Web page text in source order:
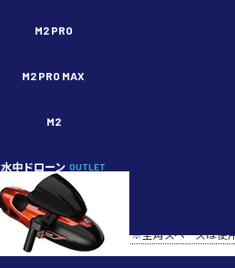
M2 PRO
M2 PRO MAX
M2
水中ドローン OUTLET
Q&A / 技術的なご質問 内検索：
※全角スペースは使